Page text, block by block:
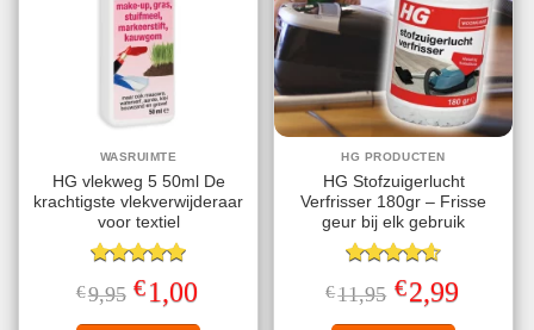
WASRUIMTE
HG vlekweg 5 50ml De
krachtigste vlekverwijderaar
voor textiel
Gewaardeerd
5.00uit 5
€9,95 Oorspronkelijke
prijs
was:
€1,00
is:
HG PRODUCTEN
HG Stofzuigerlucht
Verfrisser 180gr – Frisse
geur bij elk gebruik
Gewaardeerd
4.57uit 5
€11,95 Oorspronkelijke
prijs
was:
€2,99Huidige
prijs